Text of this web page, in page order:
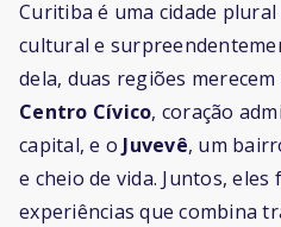
Curitiba é uma cidade
cultural e
dela, duas regiões
Centro Cívico, coração
capital, e o Juvevê, um
e cheio de vida. Juntos,
experiências que combina